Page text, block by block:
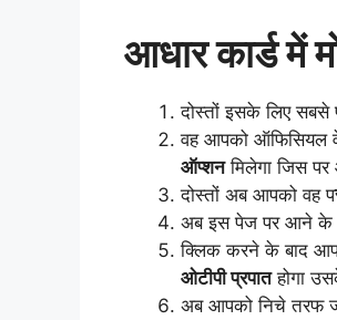
आधार कार्ड में
दोस्तों इसके लिए
वह आपको ऑफिसियल
ऑप्शनमिलेगा जिस पर
दोस्तों अब आपको वह प
अब इस पेज पर आने के
क्लिक करने के बाद
ओटीपी प्रपातहोगा
अब आपको निचे तरफ